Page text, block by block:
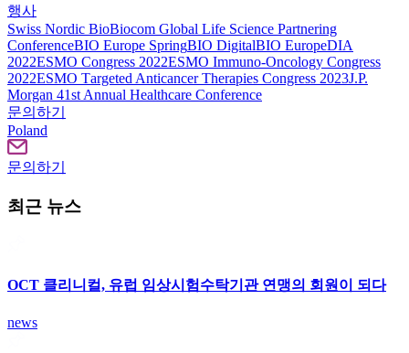
행사
Swiss Nordic BioBiocom Global Life Science Partnering
ConferenceBIO Europe SpringBIO DigitalBIO EuropeDIA
2022ESMO Congress 2022ESMO Immuno-Oncology Congress
2022ESMO Тargeted Anticancer Therapies Congress 2023J.P.
Morgan 41st Annual Healthcare Conference
문의하기
Poland
문의하기
최근 뉴스
OCT 클리니컬, 유럽 임상시험수탁기관 연맹의 회원이 되다
news